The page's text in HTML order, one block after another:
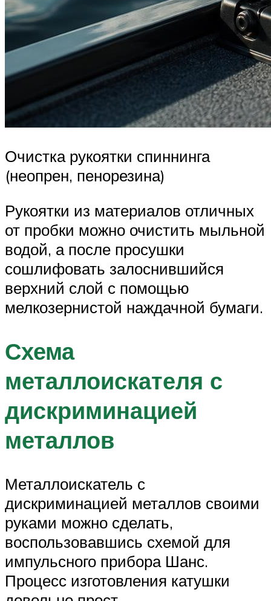
Очистка рукоятки спиннинга
(неопрен, пенорезина)
Рукоятки из материалов отличных
от пробки можно очистить мыльной
водой, а после просушки
сошлифовать залоснившийся
верхний слой с помощью
мелкозернистой наждачной бумаги.
Схема
металлоискателя с
дискриминацией
металлов
Металлоискатель с
дискриминацией металлов своими
руками можно сделать,
воспользовавшись схемой для
импульсного прибора Шанс.
Процесс изготовления катушки